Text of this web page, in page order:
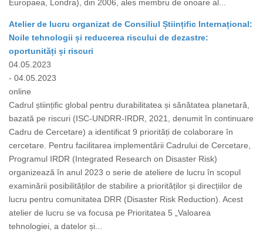
Europaea, Londra), din 2006, ales membru de onoare al...
Atelier de lucru organizat de Consiliul Științific Internațional:
Noile tehnologii și reducerea riscului de dezastre:
oportunități și riscuri
04.05.2023
- 04.05.2023
online
Cadrul științific global pentru durabilitatea și sănătatea planetară,
bazată pe riscuri (ISC-UNDRR-IRDR, 2021, denumit în continuare
Cadru de Cercetare) a identificat 9 priorități de colaborare în
cercetare. Pentru facilitarea implementării Cadrului de Cercetare,
Programul IRDR (Integrated Research on Disaster Risk)
organizează în anul 2023 o serie de ateliere de lucru în scopul
examinării posibilităților de stabilire a priorităților și direcțiilor de
lucru pentru comunitatea DRR (Disaster Risk Reduction). Acest
atelier de lucru se va focusa pe Prioritatea 5 „Valoarea
tehnologiei, a datelor și...